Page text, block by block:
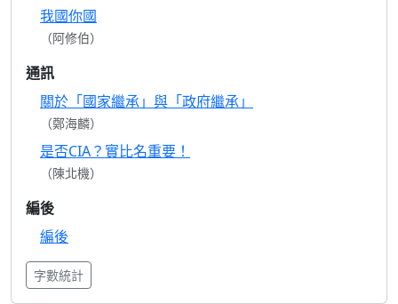
我國你國
（阿修伯）
通訊
關於「國家繼承」與「政府繼承」
（鄭海麟）
是否CIA？實比名重要！
（陳北機）
編後
編後
字數統計